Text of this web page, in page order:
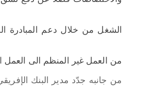
الشغل من خلال دعم المبادرة
من العمل غير المنظم الى العمل
من جانبه جدّد مدير البنك